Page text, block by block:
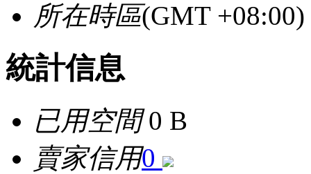
所在時區(GMT
統計信息
已用空間0 B
賣家信用0